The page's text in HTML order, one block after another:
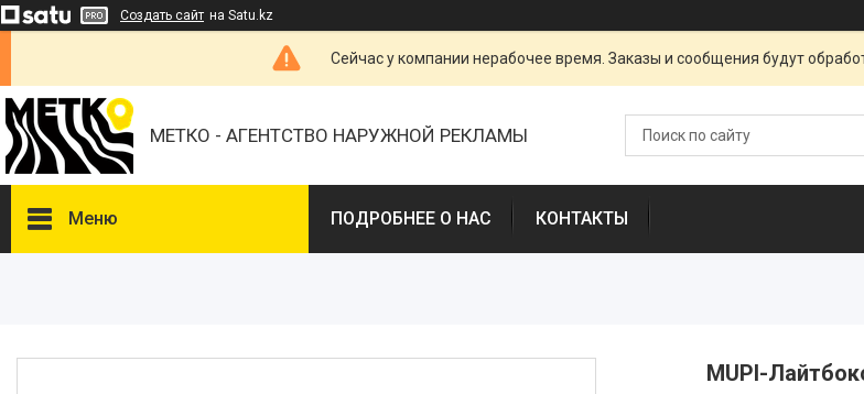
Создать сайт на Satu.kz
Сейчас у компании нерабочее время. Заказы и сообщения будут
МЕТКО - АГЕНТСТВО НАРУЖНОЙ РЕКЛАМЫ
Меню ПОДРОБНЕЕ О НАС КОНТАКТЫ
МUPI-